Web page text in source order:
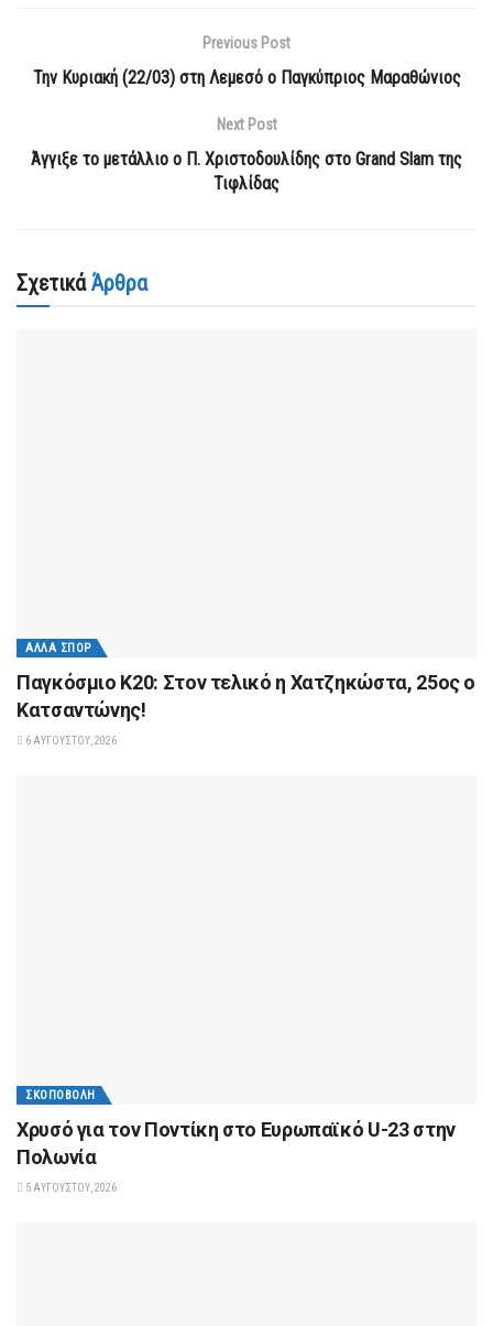
Previous Post
Την Κυριακή (22/03) στη Λεμεσό ο Παγκύπριος Μαραθώνιος
Next Post
Άγγιξε το μετάλλιο ο Π. Χριστοδουλίδης στο Grand Slam της
Τιφλίδας
ΣχετικάΆρθρα
ΆΛΛΑ ΣΠΟΡ
Παγκόσμιο Κ20: Στον τελικό η Χατζηκώστα, 25ος ο
Κατσαντώνης!
6 ΑΥΓΟΎΣΤΟΥ, 2026
ΣΚΟΠΟΒΟΛΉ
Χρυσό για τον Ποντίκη στο Ευρωπαϊκό U-23 στην
Πολωνία
5 ΑΥΓΟΎΣΤΟΥ, 2026